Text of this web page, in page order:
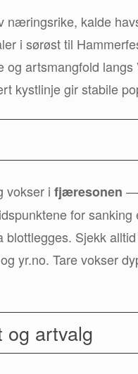
næringsrike, kalde
i sørøst til
artsmangfold langs
kystlinje gir stabile
vokser i fjæresonen —
for sanking
Sjekk
yr.no. Tare vokser
og artvalg